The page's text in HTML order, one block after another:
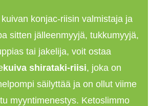
konjac-riisin valmistaja ja
sitten jälleenmyyjä, tukkumyyjä,
tai jakelija, voit ostaa
kuiva shirataki-riisi, joka on
säilyttää ja on ollut viime
myyntimenestys. Ketoslimmo